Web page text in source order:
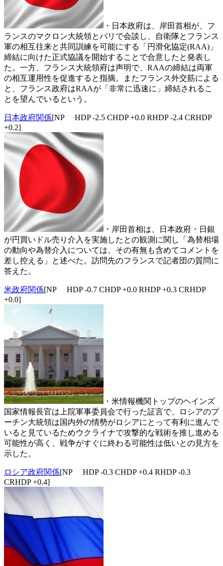
・日本政府は、岸田首相が、フ
ランスのマクロン大統領とパリで会談し、自衛隊とフランス
軍の相互往来と共同訓練を可能にする「円滑化協定(RAA)」
締結に向けた正式協議を開始することで合意したと発表し
た。一方、フランス大統領府は声明で、RAAの締結は両軍
の相互運用性を促進すると指摘。またフランス外交筋による
と、フランス政府はRAAが「非常に迅速に」締結されるこ
とを望んでいるという。
日本政府関係[NP HDP -2.5 CHDP +0.0 RHDP -2.4 CRHDP
+0.2]
・岸田首相は、日本政府・日銀
が円買いドル売り介入を実施したとの観測に関し「為替相場
の動向や為替介入については、その有無も含めてコメントを
差し控える」と述べた。訪問先のフランスで記者団の質問に
答えた。
米政府関係[NP HDP -0.7 CHDP +0.0 RHDP +0.3 CRHDP
+0.0]
・米情報機関トップのヘインズ
国家情報長官は上院軍事委員会で行った証言で、ロシアのプ
ーチン大統領は国内外の情勢がロシアにとって有利に進んで
いると見ているためウクライナで攻撃的な戦術を推し進める
可能性が高く、戦争がすぐに終わる可能性は低いとの見方を
示した。
ロシア政府関係[NP HDP -0.3 CHDP +0.4 RHDP -0.3
CRHDP +0.4]